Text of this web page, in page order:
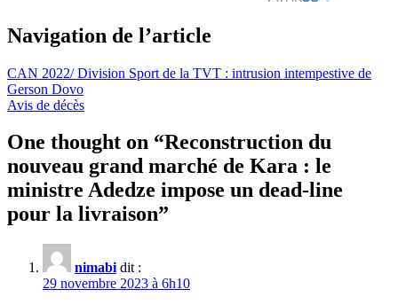
Navigation de l’article
CAN 2022/ Division Sport de la TVT : intrusion intempestive de
Gerson Dovo
Avis de décès
One thought on “Reconstruction du
nouveau grand marché de Kara : le
ministre Adedze impose un dead-line
pour la livraison”
nimabi dit :
29 novembre 2023 à 6h10